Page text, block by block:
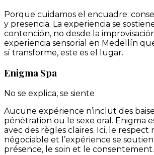
Porque cuidamos el encuadre:
y presencia. La experiencia se
contención, no desde la
experiencia sensorial en Medellín
sí transforme, este es el lugar.
Enigma Spa
No se explica, se siente
Aucune expérience n’inclut des
pénétration ou le sexe oral. Enigma
avec des règles claires. Ici, le respect
négociable et l’expérience se
présence, le soin et le consentement.